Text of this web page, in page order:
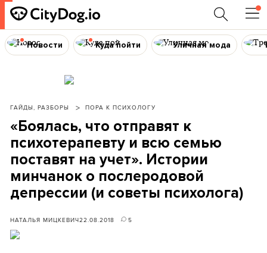
Новости Куда пойти Уличная мода
ГАЙДЫ, РАЗБОРЫ ПОРА К ПСИХОЛОГУ
«Боялась, что отправят к
психотерапевту и всю семью
поставят на учет». Истории
минчанок о послеродовой
депрессии (и советы психолога)
НАТАЛЬЯ МИЦКЕВИЧ22.08.2018 5